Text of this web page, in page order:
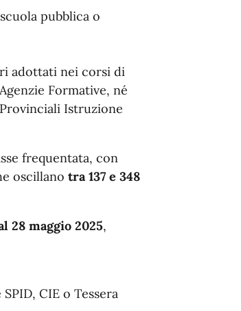
pubblica o
adottati nei corsi di
Formative, né
Istruzione
frequentata, con
oscillano tra 137 e 348
28 maggio 2025,
CIE o Tessera